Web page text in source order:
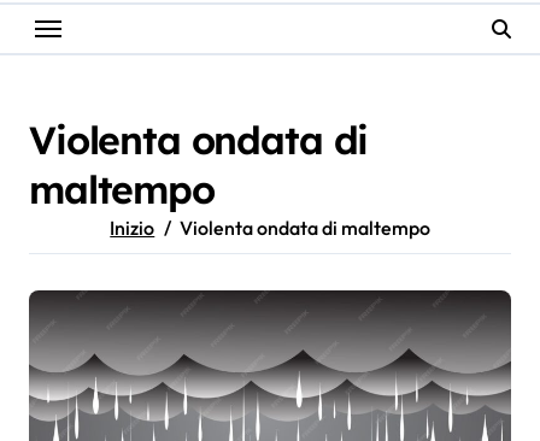
Violenta ondata di
maltempo
Inizio Violenta ondata di maltempo